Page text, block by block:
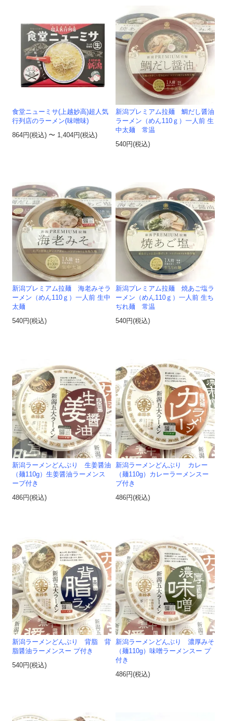
食堂ニューミサ(上越妙高)超人気
行列店のラーメン(味噌味)
864円(税込) 〜 1,404円(税込)
新潟プレミアム拉麺 鯛だし醤油
ラーメン（めん110ｇ）一人前 生
中太麺 常温
540円(税込)
新潟プレミアム拉麺 海老みそラ
ーメン（めん110ｇ）一人前 生中
太麺
540円(税込)
新潟プレミアム拉麺 焼あご塩ラ
ーメン（めん110ｇ）一人前 生ち
ぢれ麺 常温
540円(税込)
新潟ラーメンどんぶり 生姜醤油
（麺110g）生姜醤油ラーメンス
ープ付き
486円(税込)
新潟ラーメンどんぶり カレー
（麺110g）カレーラーメンスー
プ付き
486円(税込)
新潟ラーメンどんぶり 背脂 背
脂醤油ラーメンスー プ付き
540円(税込)
新潟ラーメンどんぶり 濃厚みそ
（麺110g）味噌ラーメンスー プ
付き
486円(税込)